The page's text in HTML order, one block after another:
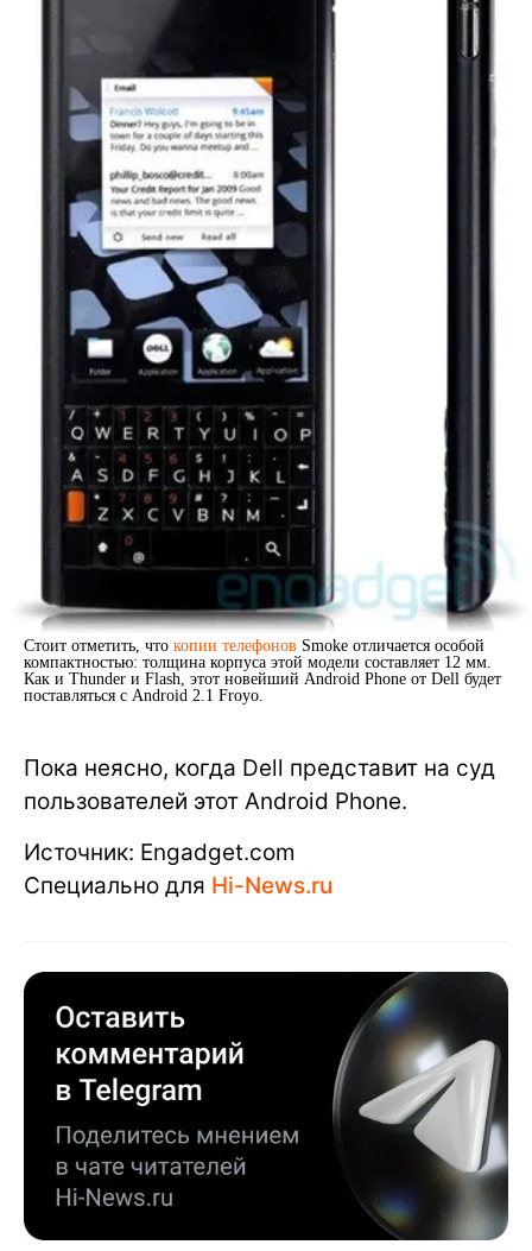
Стоит отметить, что копии телефонов Smoke отличается особой
компактностью: толщина корпуса этой модели составляет 12 мм.
Как и Thunder и Flash, этот новейший Android Phone от Dell будет
поставляться с Android 2.1 Froyo.
Пока неясно, когда Dell представит на суд
пользователей этот Android Phone.
Источник: Engadget.com
Специально для Hi-News.ru